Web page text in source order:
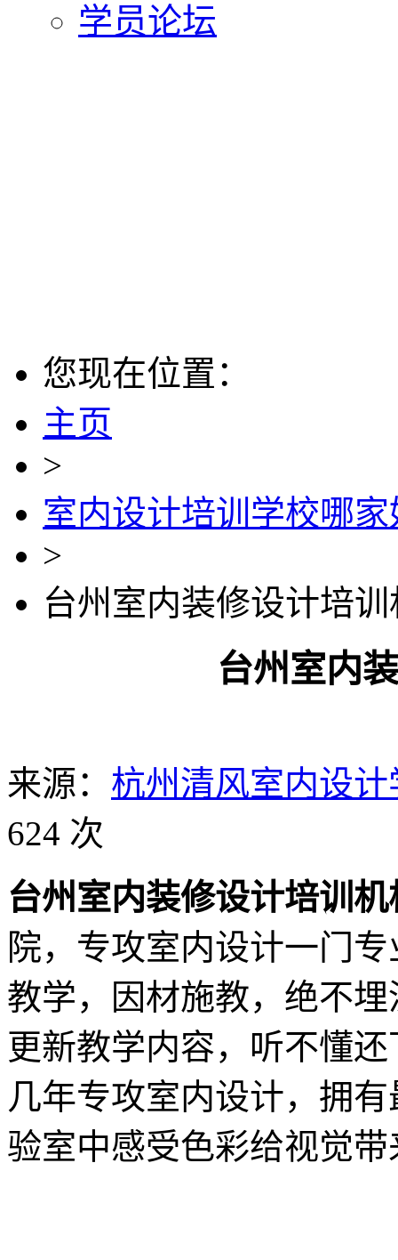
学员论坛
您现在位置：
主页
>
室内设计培训学校哪家
>
台州室内装修设计培
台州室内
来源： 杭州清风室内设计
624 次
台州室内装修设计培训
院，专攻室内设计一门
教学，因材施教，绝不
更新教学内容，听不懂
几年专攻室内设计，拥
验室中感受色彩给视觉